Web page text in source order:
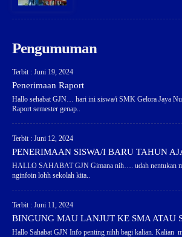
Pengumuman
Terbit : Juni 19, 2024
Penerimaan Raport
Hallo sehabat GJN… hari ini siswa/i SMK Gelora Jaya
Raport semester genap..
Terbit : Juni 12, 2024
PENERIMAAN SISWA/I BARU TAHUN
HALLO SAHABAT GJN Gimana nih…. udah nentukan
nginfoin lohh sekolah kita..
Terbit : Juni 11, 2024
BINGUNG MAU LANJUT KE SMA ATAU
Hallo Sahabat GJN Info penting nihh bagi kalian. Kalian